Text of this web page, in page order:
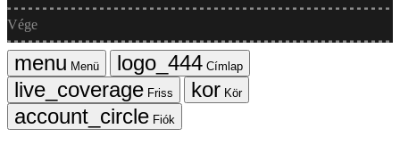
Vége
Menü
Címlap
Friss
Kör
Fiók